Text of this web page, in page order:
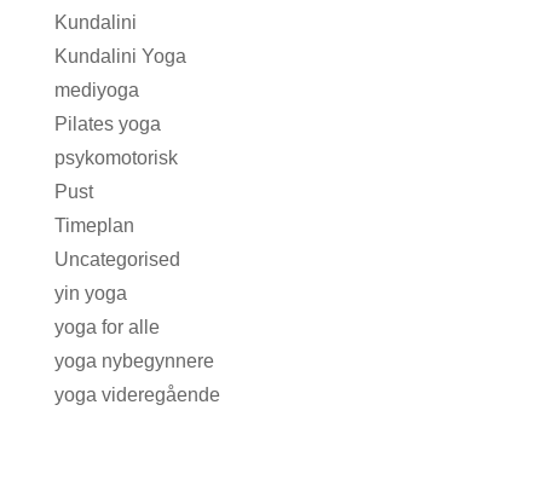
Kundalini
Kundalini Yoga
mediyoga
Pilates yoga
psykomotorisk
Pust
Timeplan
Uncategorised
yin yoga
yoga for alle
yoga nybegynnere
yoga videregående